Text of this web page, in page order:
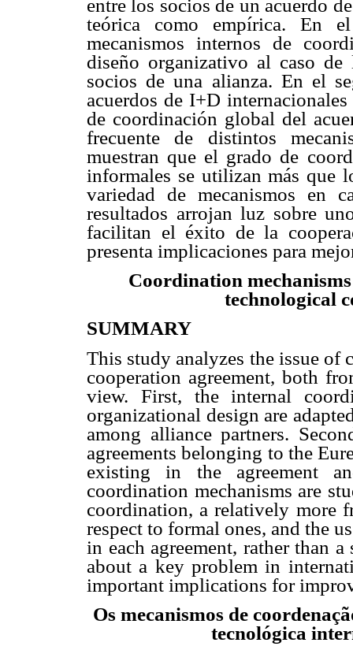
entre los socios de un acuerdo
teórica como empírica. En
mecanismos internos de
diseño organizativo al caso
socios de una alianza. En el
acuerdos de I+D
de coordinación global del
frecuente de distintos
muestran que el grado de
informales se utilizan más que
variedad de mecanismos en
resultados arrojan luz sobre
facilitan el éxito de la
presenta implicaciones para
Coordination
technological
SUMMARY
This study analyzes the issue of
cooperation agreement, both
view. First, the internal
organizational design are
among alliance partners.
agreements belonging to the
existing in the agreement
coordination mechanisms are
coordination, a relatively more
respect to formal ones, and the
in each agreement, rather than
about a key problem in
important implications for
Os mecanismos de
tecnológica